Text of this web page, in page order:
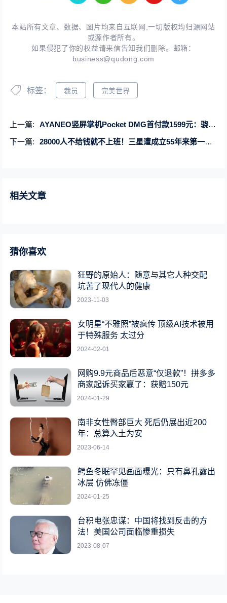
本站所有文章、数据、图片均来自互联网,一切版权均归源网站
或源作者所有。
如果侵犯了你的权益请来信告知我们删除。邮箱：
business@qudong.com
标签： 裁员 完美世界
上一篇:
AYANEO竖屏掌机Pocket DMG首付款1599元：骁龙G3x Gen2旗舰芯
下一篇:
28000人不给钱就不上班！三星遭成立55年来第一次总罢工
相关文章
猜你喜欢
狂野的原始人：随意与其它人种交配
坑苦了现代人的健康
2023-11-03
女明星“不雅照”被疯传 顶级AI技术被用
于特殊服务 太过分
2024-02-01
网购9.9元商品后恶意“仅退款”！拼多多
商家起诉买家赢了：获赔150元
2024-01-29
南非女性臀部巨大 死后仍展出近200
年：总算入土为安
2023-06-14
鳄鱼冬眠罕见画面曝光：只有鼻孔露出
冰层 仿佛冻僵
2024-01-25
台积电张忠谋：中国将找到反击的方
法！美国公司面临惨重损失
2023-08-07